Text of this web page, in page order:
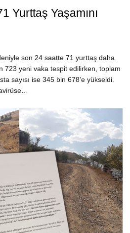
Yurttaş Yaşamını
son 24 saatte 71 yurttaş daha
723 yeni vaka tespit edilirken, toplam
sayısı ise 345 bin 678’e yükseldi.